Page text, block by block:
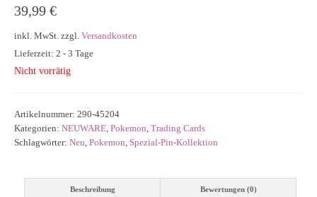
39,99 €
inkl. MwSt. zzgl. Versandkosten
Lieferzeit: 2 - 3 Tage
Nicht vorrätig
Artikelnummer: 290-45204
Kategorien: NEUWARE Pokemon Trading Cards
Schlagwörter: Neu Pokemon Spezial-Pin-Kollektion
Beschreibung Bewertungen (0)